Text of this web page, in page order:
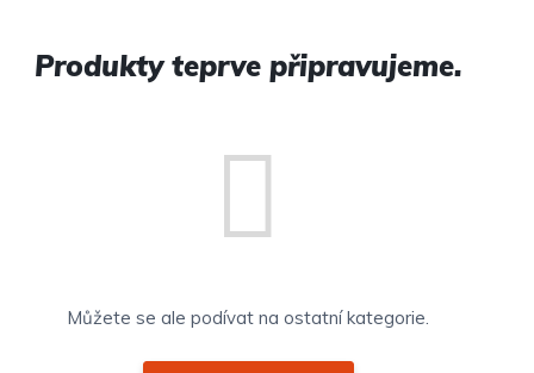
Produkty teprve připravujeme.
Můžete se ale podívat na ostatní kategorie.